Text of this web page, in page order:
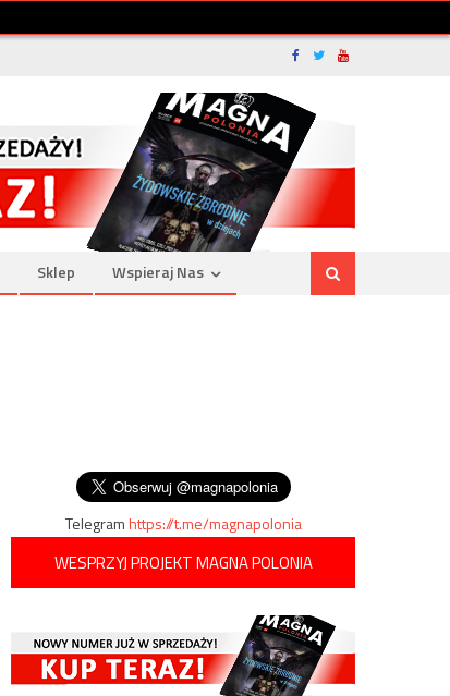
Sklep Wspieraj Nas
Telegramhttps://t.me/magnapolonia
WESPRZYJ PROJEKT MAGNA POLONIA